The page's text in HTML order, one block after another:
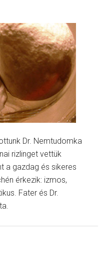
Dr. Nemtudomka
rizlinget vettük
a gazdag és sikeres
érkezik: izmos,
Fater és Dr.